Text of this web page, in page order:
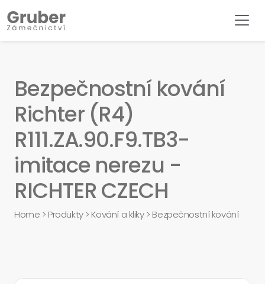
Bezpečnostní kování
Richter (R4)
R111.ZA.90.F9.TB3-
imitace nerezu -
RICHTER CZECH
Home > Produkty> Kování a kliky> Bezpečnostní kování